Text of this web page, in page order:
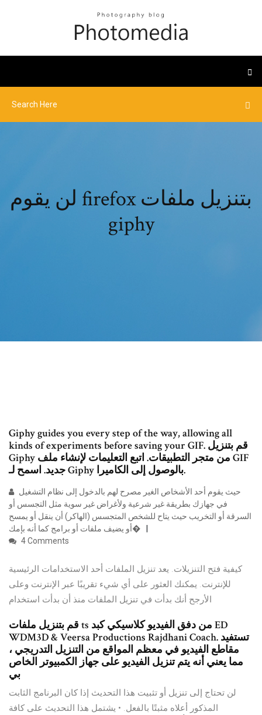
لن يقوم firefox بتنزيل ملفات
giphy
Giphy guides you every step of the way, allowing all
kinds of experiments before saving your GIF. قم بتنزيل
Giphy من متجر التطبيقات. اتبع التعليمات لإنشاء ملف GIF
جديد. اسمح لـ Giphy بالوصول إلى الكاميرا.
في جهازك بطريقة غير شرعية ولأغراض غير سوية مثل التجسس أو
السرقة أو التخريب حيث يتاح للشخص المتجسس (الهاكر) أن ينقل أو يمسح
أو يضيف ملفات أو برامج كما أنه بإمك�
4 Comments
كيفية فتح التنزيلات. يعد تنزيل الملفات أحد الاستخدامات الرئيسية
للإنترنت. يمكنك العثور على أي شيء تقريبًا عبر الإنترنت وعلى
الأرجح أنك بدأت في تنزيل الملفات منذ أن بدأت استخدام
قم بتنزيل ملفات ts من دفق الفيديو كلاسيكي كبد ED
WDM3D & Veersa Productions Rajdhani Coach. تستفيد
مقاطع الفيديو في معظم المواقع من التنزيل التدريجي ،
مما يعني أنه يتم تنزيل الفيديو على جهاز الكمبيوتر الخاص
بي
لن تحتاج إلى تنزيل أو تثبيت هذا التحديث إذا كان البرنامج الثابت
المذكور أعلاه مثبتًا بالفعل. • يشتمل هذا التحديث على كافة